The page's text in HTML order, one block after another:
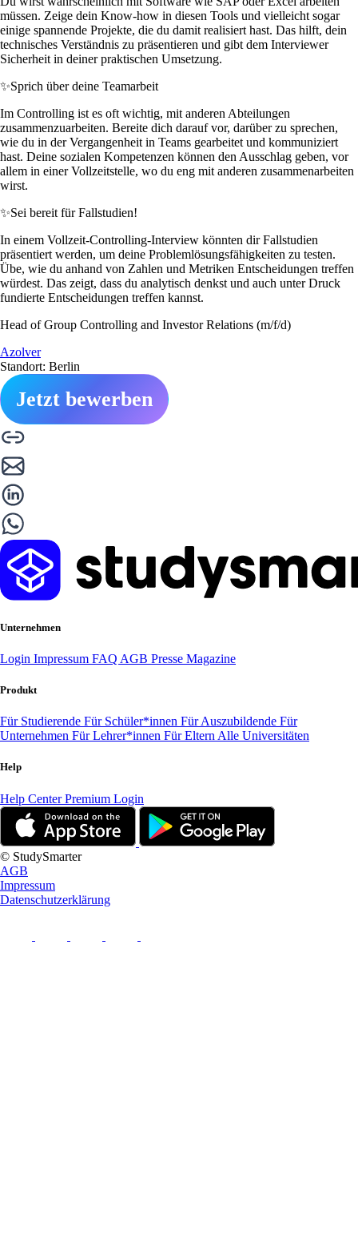
müssen. Zeige dein Know-how in diesen Tools und vielleicht sogar
einige spannende Projekte, die du damit realisiert hast. Das hilft, dein
technisches Verständnis zu präsentieren und gibt dem Interviewer
Sicherheit in deiner praktischen Umsetzung.
✨Sprich über deine Teamarbeit
Im Controlling ist es oft wichtig, mit anderen Abteilungen
zusammenzuarbeiten. Bereite dich darauf vor, darüber zu sprechen,
wie du in der Vergangenheit in Teams gearbeitet und kommuniziert
hast. Deine sozialen Kompetenzen können den Ausschlag geben, vor
allem in einer Vollzeitstelle, wo du eng mit anderen zusammenarbeiten
wirst.
✨Sei bereit für Fallstudien!
In einem Vollzeit-Controlling-Interview könnten dir Fallstudien
präsentiert werden, um deine Problemlösungsfähigkeiten zu testen.
Übe, wie du anhand von Zahlen und Metriken Entscheidungen treffen
würdest. Das zeigt, dass du analytisch denkst und auch unter Druck
fundierte Entscheidungen treffen kannst.
Head of Group Controlling and Investor Relations (m/f/d)
Azolver
Standort: Berlin
Jetzt bewerben
Unternehmen
Login Impressum FAQ AGB Presse Magazine
Produkt
Für Studierende Für Schüler*innen Für Auszubildende Für
Unternehmen Für Lehrer*innen Für Eltern Alle Universitäten
Help
Help CenterPremium Login
© StudySmarter
AGB
Impressum
Datenschutzerklärung